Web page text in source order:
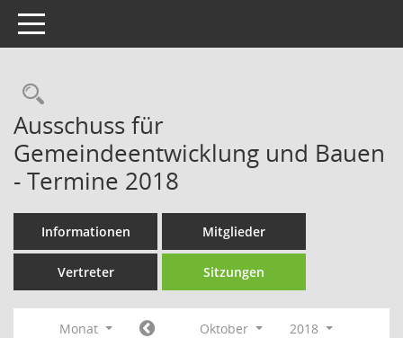
Toggle navigation
Rechercheauswahl
Ausschuss für
Gemeindeentwicklung und Bauen
- Termine 2018
Informationen Mitglieder
Vertreter Sitzungen
Monat Oktober
2018